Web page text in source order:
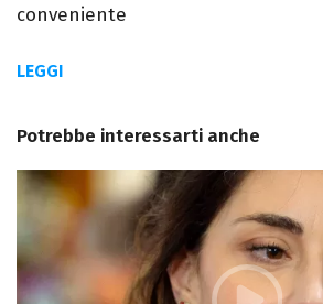
conveniente
LEGGI
Potrebbe interessarti anche